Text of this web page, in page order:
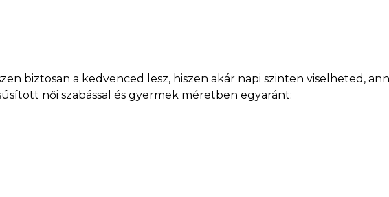
biztosan a kedvenced lesz, hiszen akár napi szinten viselheted,
női szabással és gyermek méretben egyaránt: